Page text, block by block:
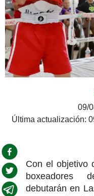
09/
Última actualización:
Con el objetivo
boxeadores
debutarán en